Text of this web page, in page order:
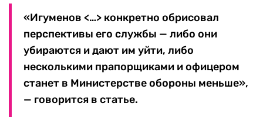
«Игуменов <…> конкретно обрисовал
перспективы его службы — либо они
убираются и дают им уйти, либо
несколькими прапорщиками и офицером
станет в Министерстве обороны меньше»,
— говорится в статье.